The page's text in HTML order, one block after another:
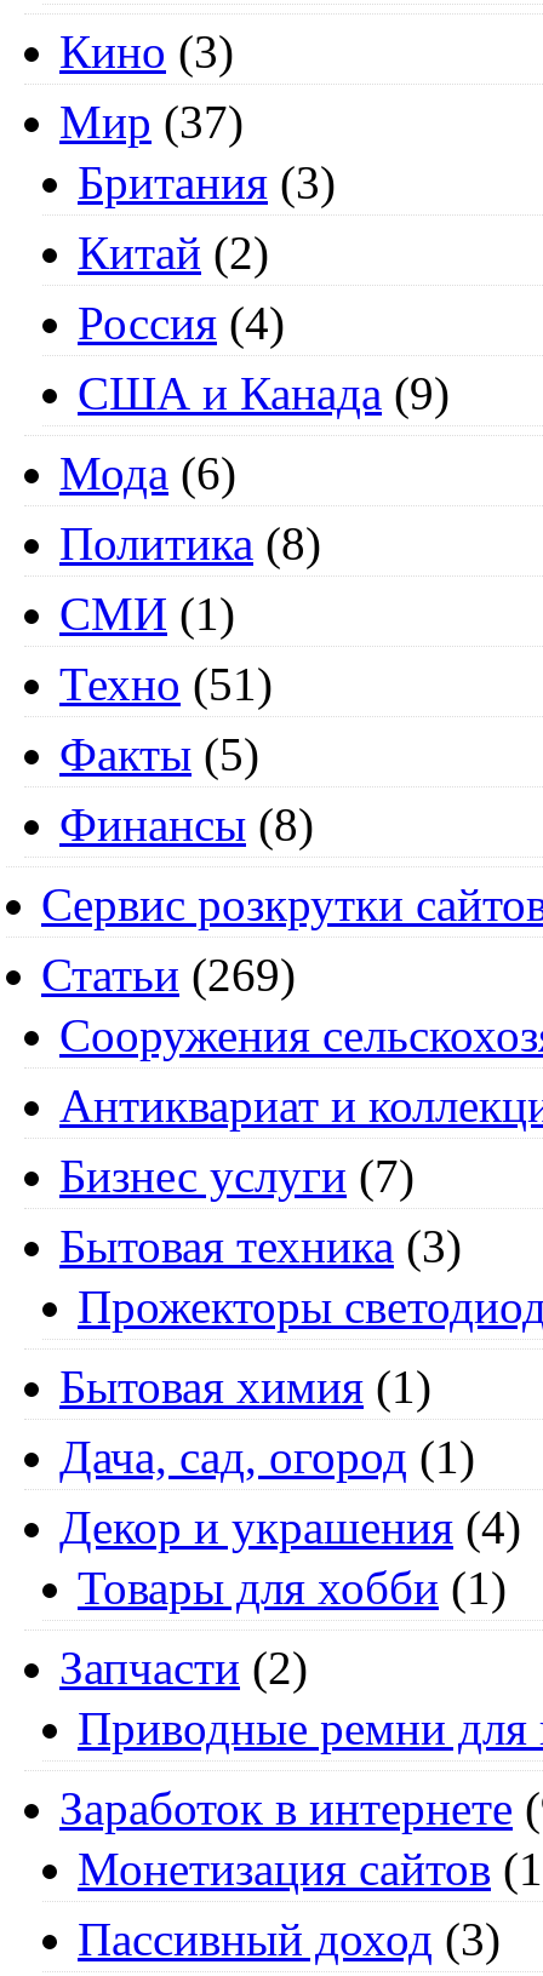
Кино (3)
Мир (37)
Британия (3)
Китай (2)
Россия (4)
США и Канада (9)
Мода (6)
Политика (8)
СМИ (1)
Техно (51)
Факты (5)
Финансы (8)
Сервис розкрутки
Статьи (269)
Cооружения
Антиквариат и
Бизнес услуги (7)
Бытовая техника (3)
Прожекторы
Бытовая химия (1)
Дача, сад, огород (1)
Декор и украшения (4)
Товары для хобби (1)
Запчасти (2)
Приводные ремни для
Заработок в интернете
Монетизация сайтов
Пассивный доход (3)